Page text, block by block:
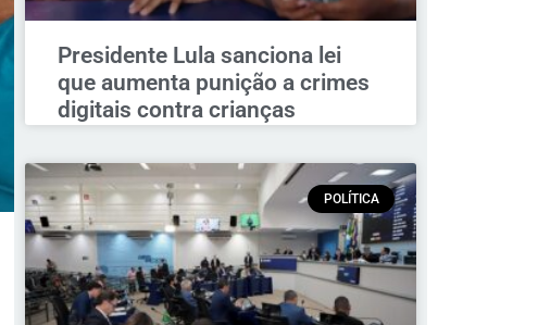
Presidente Lula sanciona lei
que aumenta punição a crimes
digitais contra crianças
POLÍTICA